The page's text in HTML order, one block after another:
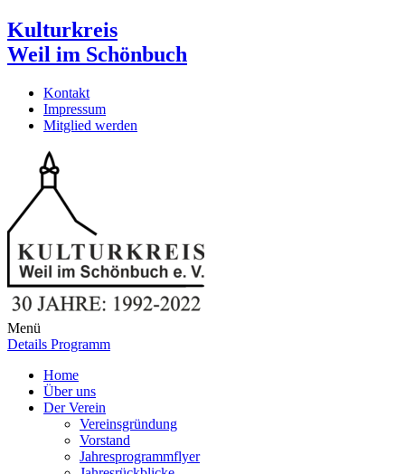
Kulturkreis
Weil im Schönbuch
Kontakt
Impressum
Mitglied werden
Menü
Details Programm
Home
Über uns
Der Verein
Vereinsgründung
Vorstand
Jahresprogrammflyer